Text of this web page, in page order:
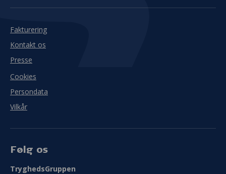
Fakturering
Kontakt os
Presse
Cookies
Persondata
Vilkår
Følg os
TryghedsGruppen